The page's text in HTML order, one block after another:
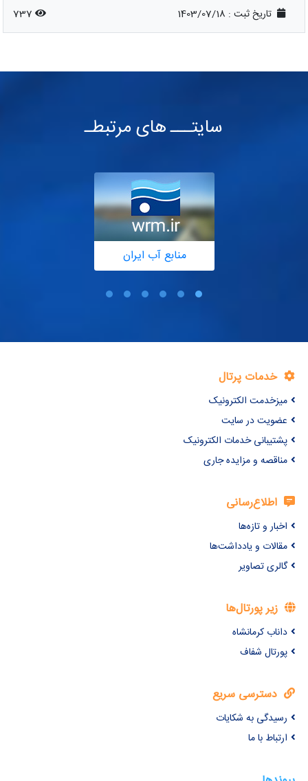
تاریخ ثبت : 1403/07/18
737
سایتـــ های مرتبطـ
منابع آب ایران
خدمات پرتال
میزخدمت الکترونیک
عضویت در سایت
پشتیبانی خدمات الکترونیک
مناقصه و مزایده جاری
اطلاع‌رسانی
اخبار و تازه‌ها
مقالات و یادداشت‌ها
گالری تصاویر
زیر پورتال‌ها
داناب کرمانشاه
پورتال شفاف
دسترسی سریع
رسیدگی به شکایات
ارتباط با ما